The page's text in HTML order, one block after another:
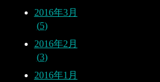
2016年3月
5
2016年2月
3
2016年1月